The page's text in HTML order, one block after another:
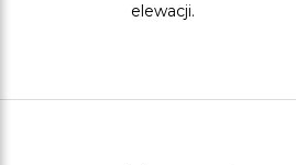
elewacji.